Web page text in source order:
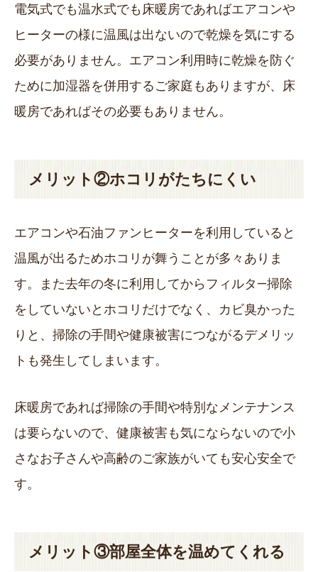
電気式でも温水式でも床暖房であればエアコンや
ヒーターの様に温風は出ないので乾燥を気にする
必要がありません。エアコン利用時に乾燥を防ぐ
ために加湿器を併用するご家庭もありますが、床
暖房であればその必要もありません。
メリット②ホコリがたちにくい
エアコンや石油ファンヒーターを利用していると
温風が出るためホコリが舞うことが多々ありま
す。また去年の冬に利用してからフィルタ―掃除
をしていないとホコリだけでなく、カビ臭かった
りと、掃除の手間や健康被害につながるデメリッ
トも発生してしまいます。
床暖房であれば掃除の手間や特別なメンテナンス
は要らないので、健康被害も気にならないので小
さなお子さんや高齢のご家族がいても安心安全で
す。
メリット③部屋全体を温めてくれる